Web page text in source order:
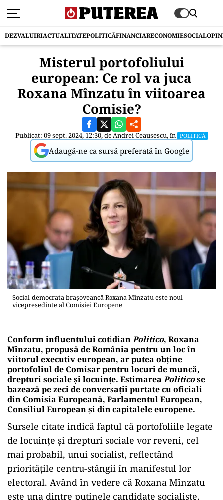
DEZVALUIRIACTUALITATEPOLITICĂFINANCIARECONOMIESOCIAL
Misterul portofoliului
european: Ce rol va juca
Roxana Mînzatu în viitoarea
Comisie?
Publicat: 09 sept. 2024, 12:30, deAndrei Ceausescu, în POLITICĂ
Adaugă-ne ca sursă preferată în Google
Social-democrata brașoveancă Roxana Mînzatu este noul
vicepreședinte al Comisiei Europene
Conform influentului cotidianPolitico, Roxana
Mînzatu, propusă de România pentru un loc în
viitorul executiv european, ar putea obține
portofoliul de Comisar pentru locuri de muncă,
drepturi sociale și locuințe. Estimarea Politicose
bazează pe zeci de conversații purtate cu oficiali
din Comisia Europeană, Parlamentul European,
Consiliul European și din capitalele europene.
Sursele citate indică faptul că portofoliile legate
de locuințe și drepturi sociale vor reveni, cel
mai probabil, unui socialist, reflectând
prioritățile centru-stângii în manifestul lor
electoral. Având în vedere că Roxana Mînzatu
este una dintre puținele candidate socialiste,